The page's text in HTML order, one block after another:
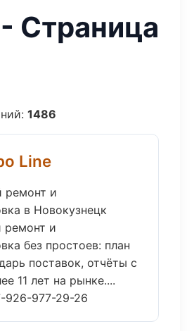
Страница
1486
Line
ремонт и
в Новокузнецк
ремонт и
без простоев: план
поставок, отчёты с
11 лет на рынке....
926-977-29-26